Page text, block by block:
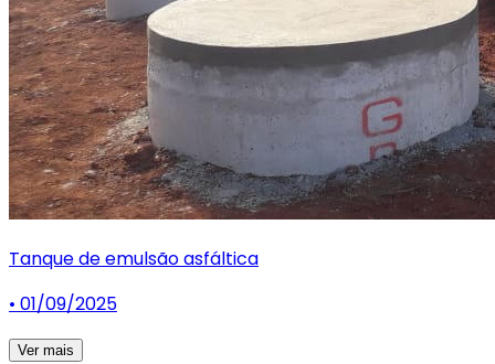
Tanque de emulsão asfáltica
• 01/09/2025
Ver mais